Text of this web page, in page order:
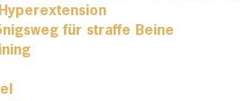
für straffe Beine